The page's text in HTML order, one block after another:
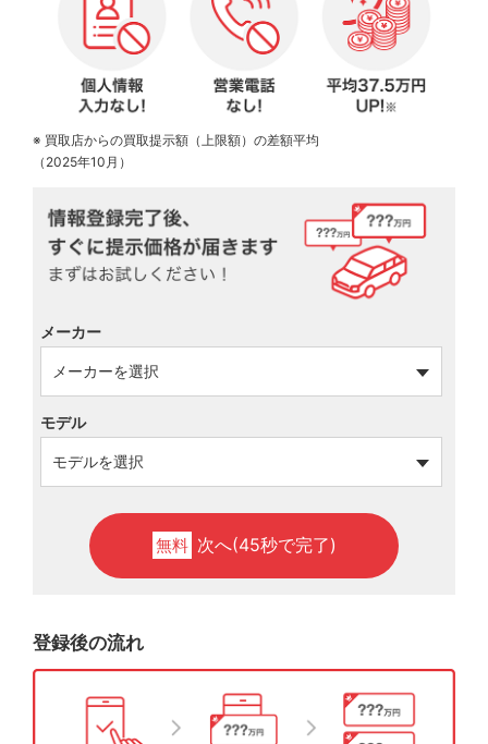
※ 買取店からの買取提示額（上限額）の差額平均
（2025年10月）
メーカー
モデル
無料 次へ(45秒で完了)
登録後の流れ